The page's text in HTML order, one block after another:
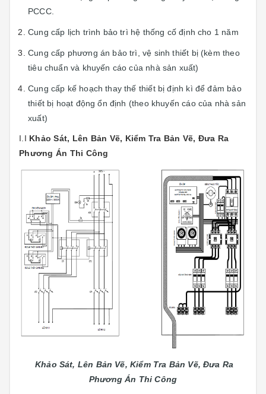
PCCC.
Cung cấp lịch trình bảo trì hệ thống cố định cho 1 năm
Cung cấp phương án bảo trì, vệ sinh thiết bị (kèm theo
tiêu chuẩn và khuyến cáo của nhà sản xuất)
Cung cấp kế hoạch thay thế thiết bị định kì để đảm bảo
thiết bị hoạt động ổn định (theo khuyến cáo của nhà sản
xuất)
I.I Khảo Sát, Lên Bản Vẽ, Kiểm Tra Bản Vẽ, Đưa Ra
Phương Án Thi Công
Khảo Sát, Lên Bản Vẽ, Kiểm Tra Bản Vẽ, Đưa Ra
Phương Án Thi Công